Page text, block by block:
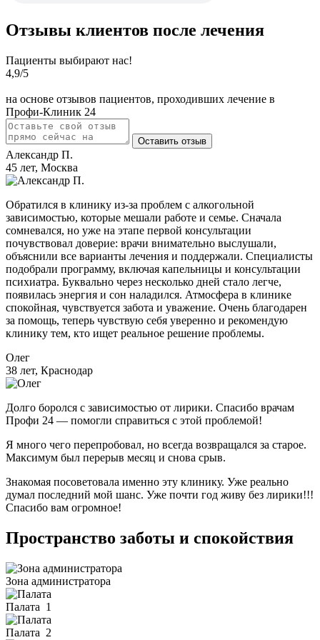
Отзывы клиентов после лечения
Пациенты выбирают нас!
4,9/5
на основе отзывов пациентов, проходивших лечение в
Профи-Клиник 24
Оставить отзыв
Александр П.
45 лет, Москва
Обратился в клинику из-за проблем с алкогольной
зависимостью, которые мешали работе и семье. Сначала
сомневался, но уже на этапе первой консультации
почувствовал доверие: врачи внимательно выслушали,
объяснили все варианты лечения и поддержали. Специалисты
подобрали программу, включая капельницы и консультации
психиатра. Буквально через несколько дней стало легче,
появилась энергия и сон наладился. Атмосфера в клинике
спокойная, чувствуется забота и уважение. Очень благодарен
за помощь, теперь чувствую себя уверенно и рекомендую
клинику тем, кто ищет реальное решение проблемы.
Олег
38 лет, Краснодар
Долго боролся с зависимостью от лирики. Спасибо врачам
Профи 24 — помогли справиться с этой проблемой!
Я много чего перепробовал, но всегда возвращался за старое.
Максимум был перерыв месяц и снова срыв.
Знакомая посоветовала именно эту клинику. Уже реально
думал последний мой шанс. Уже почти год живу без лирики!!!
Спасибо вам огромное!
Пространство заботы и спокойствия
Зона администратора
Палата 1
Палата 2